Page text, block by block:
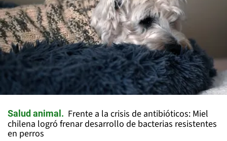
Salud animal
Frente a la crisis de antibióticos: Miel
chilena logró frenar desarrollo de bacterias resistentes
en perros